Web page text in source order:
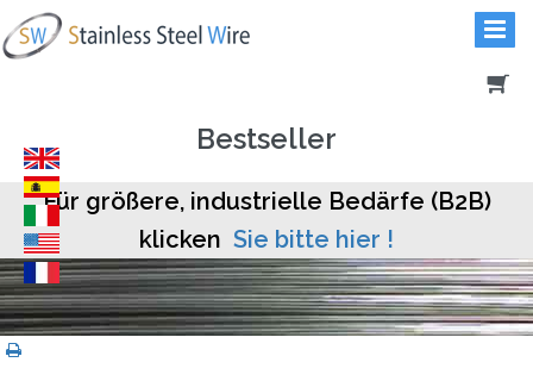
Bestseller
Für größere, industrielle Bedärfe (B2B)
klicken Sie bitte hier !